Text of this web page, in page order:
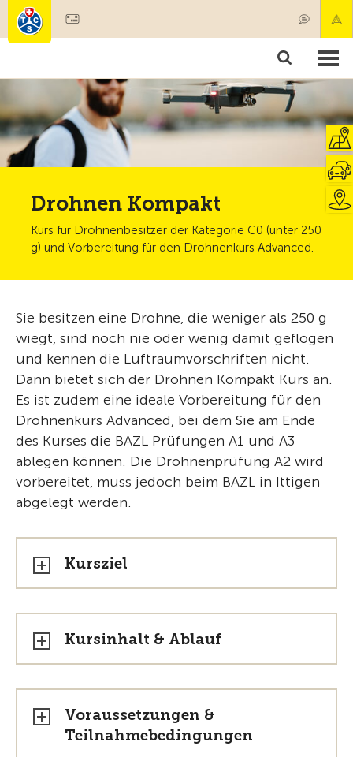
Mitgliedschaft & Leistungen
Test, Sicherheit & Gesundheit
Drohnen Kompakt
Kurs für Drohnenbesitzer der Kategorie C0 (unter 250
g) und Vorbereitung für den Drohnenkurs Advanced.
Sie besitzen eine Drohne, die weniger als 250 g
wiegt, sind noch nie oder wenig damit geflogen
und kennen die Luftraumvorschriften nicht.
Dann bietet sich der Drohnen Kompakt Kurs an.
Es ist zudem eine ideale Vorbereitung für den
Drohnenkurs Advanced, bei dem Sie am Ende
des Kurses die BAZL Prüfungen A1 und A3
ablegen können. Die Drohnenprüfung A2 wird
vorbereitet, muss jedoch beim BAZL in Ittigen
abgelegt werden.
Kursziel
Kursinhalt & Ablauf
Voraussetzungen &
Teilnahmebedingungen